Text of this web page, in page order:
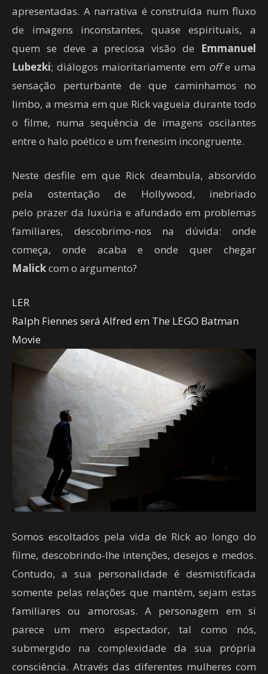
apresentadas. A narrativa é construída num fluxo
de imagens inconstantes, quase espirituais, a
quem se deve a preciosa visão de Emmanuel
Lubezki; diálogos maioritariamente em offe uma
sensação perturbante de que caminhamos no
limbo, a mesma em que Rick vagueia durante todo
o filme, numa sequência de imagens oscilantes
entre o halo poético e um frenesim incongruente.
Neste desfile em que Rick deambula, absorvido
pela ostentação de Hollywood, inebriado
pelo prazer da luxúria e afundado em problemas
familiares, descobrimo-nos na dúvida: onde
começa, onde acaba e onde quer chegar
Malickcom o argumento?
LER
Ralph Fiennes será Alfred em The LEGO Batman
Movie
Somos escoltados pela vida de Rick ao longo do
filme, descobrindo-lhe intenções, desejos e medos.
Contudo, a sua personalidade é desmistificada
somente pelas relações que mantém, sejam estas
familiares ou amorosas. A personagem em si
parece um mero espectador, tal como nós,
submergido na complexidade da sua própria
consciência. Através das diferentes mulheres com